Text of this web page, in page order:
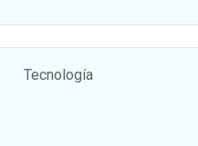
Tecnología